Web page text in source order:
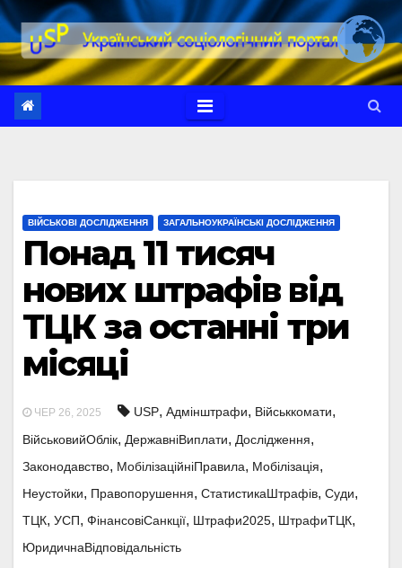
Перейти
до
вмісту
ВІЙСЬКОВІ ДОСЛІДЖЕННЯ ЗАГАЛЬНОУКРАЇНСЬКІ ДОСЛІДЖЕННЯ
Понад 11 тисяч
нових штрафів від
ТЦК за останні три
місяці
ЧЕР 26, 2025 USP, Адмінштрафи, Військкомати,
ВійськовийОблік, ДержавніВиплати, Дослідження,
Законодавство, МобілізаційніПравила, Мобілізація,
Неустойки, Правопорушення, СтатистикаШтрафів, Суди,
ТЦК, УСП, ФінансовіСанкції, Штрафи2025, ШтрафиТЦК,
ЮридичнаВідповідальність